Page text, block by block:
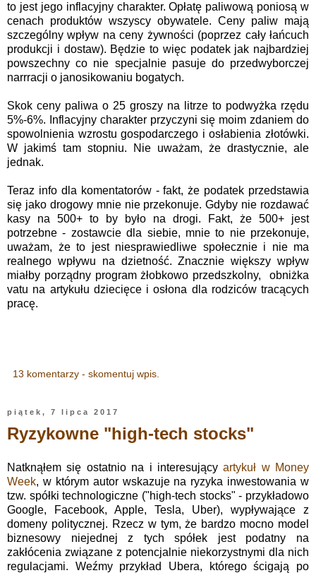
to jest jego inflacyjny charakter. Opłatę paliwową poniosą w
cenach produktów wszyscy obywatele. Ceny paliw mają
szczególny wpływ na ceny żywności (poprzez cały łańcuch
produkcji i dostaw). Będzie to więc podatek jak najbardziej
powszechny co nie specjalnie pasuje do przedwyborczej
narrracji o janosikowaniu bogatych.
Skok ceny paliwa o 25 groszy na litrze to podwyżka rzędu
5%-6%. Inflacyjny charakter przyczyni się moim zdaniem do
spowolnienia wzrostu gospodarczego i osłabienia złotówki.
W jakimś tam stopniu. Nie uważam, że drastycznie, ale
jednak.
Teraz info dla komentatorów - fakt, że podatek przedstawia
się jako drogowy mnie nie przekonuje. Gdyby nie rozdawać
kasy na 500+ to by było na drogi. Fakt, że 500+ jest
potrzebne - zostawcie dla siebie, mnie to nie przekonuje,
uważam, że to jest niesprawiedliwe społecznie i nie ma
realnego wpływu na dzietność. Znacznie większy wpływ
miałby porządny program żłobkowo przedszkolny, obniżka
vatu na artykułu dziecięce i osłona dla rodziców tracących
pracę.
13 komentarzy - skomentuj wpis.
piątek, 7 lipca 2017
Ryzykowne "high-tech stocks"
Natknąłem się ostatnio na i interesującyartykuł w Money
Week, w którym autor wskazuje na ryzyka inwestowania w
tzw. spółki technologiczne ("high-tech stocks" - przykładowo
Google, Facebook, Apple, Tesla, Uber), wypływające z
domeny politycznej. Rzecz w tym, że bardzo mocno model
biznesowy niejednej z tych spółek jest podatny na
zakłócenia związane z potencjalnie niekorzystnymi dla nich
regulacjami. Weźmy przykład Ubera, którego ścigają po